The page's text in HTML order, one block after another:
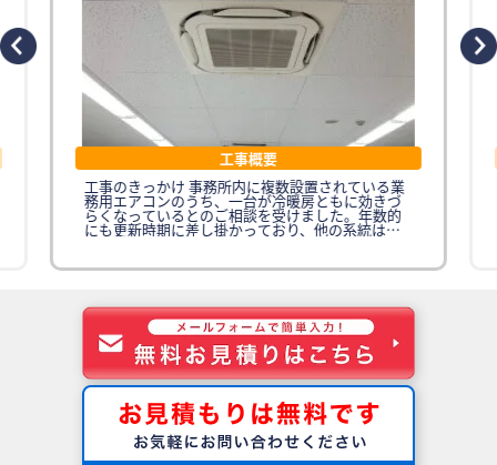
工事概要
工事のきっかけ 事務所内に複数設置されている業
務用エアコンのうち、一台が冷暖房ともに効きづ
らくなっているとのご相談を受けました。年数的
にも更新時期に差し掛かっており、他の系統は問
題がないため、不調の1台のみを先行して入れ替え
的な更新に